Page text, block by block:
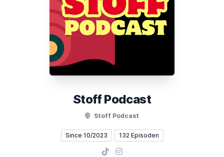
Stoff Podcast
Stoff Podcast
Since 10/2023 132 Episoden
TikTokInstagram